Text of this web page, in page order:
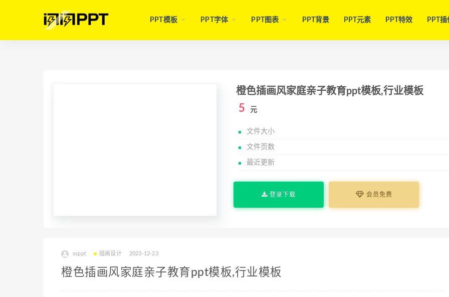
PPT模板 PPT字体 PPT图表 PPT背景 PPT元素 PPT特效 PPT插
橙色插画风家庭亲子教育ppt模板,行业模板
5 元
文件大小
文件页数
最近更新
登录下载 会员免费
ssppt 插画设计 2023-12-23
橙色插画风家庭亲子教育ppt模板,行业模板